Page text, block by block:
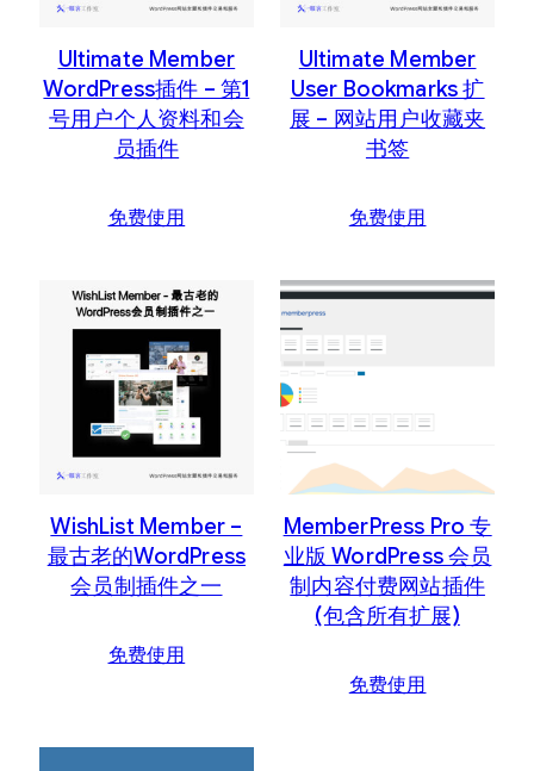
序
Ultimate Member
WordPress插件 – 第1
号用户个人资料和会
员插件
免费使用
Ultimate Member
User Bookmarks 扩
展 – 网站用户收藏夹
书签
免费使用
WishList Member –
最古老的WordPress
会员制插件之一
免费使用
MemberPress Pro 专
业版 WordPress 会员
制内容付费网站插件
(包含所有扩展)
免费使用